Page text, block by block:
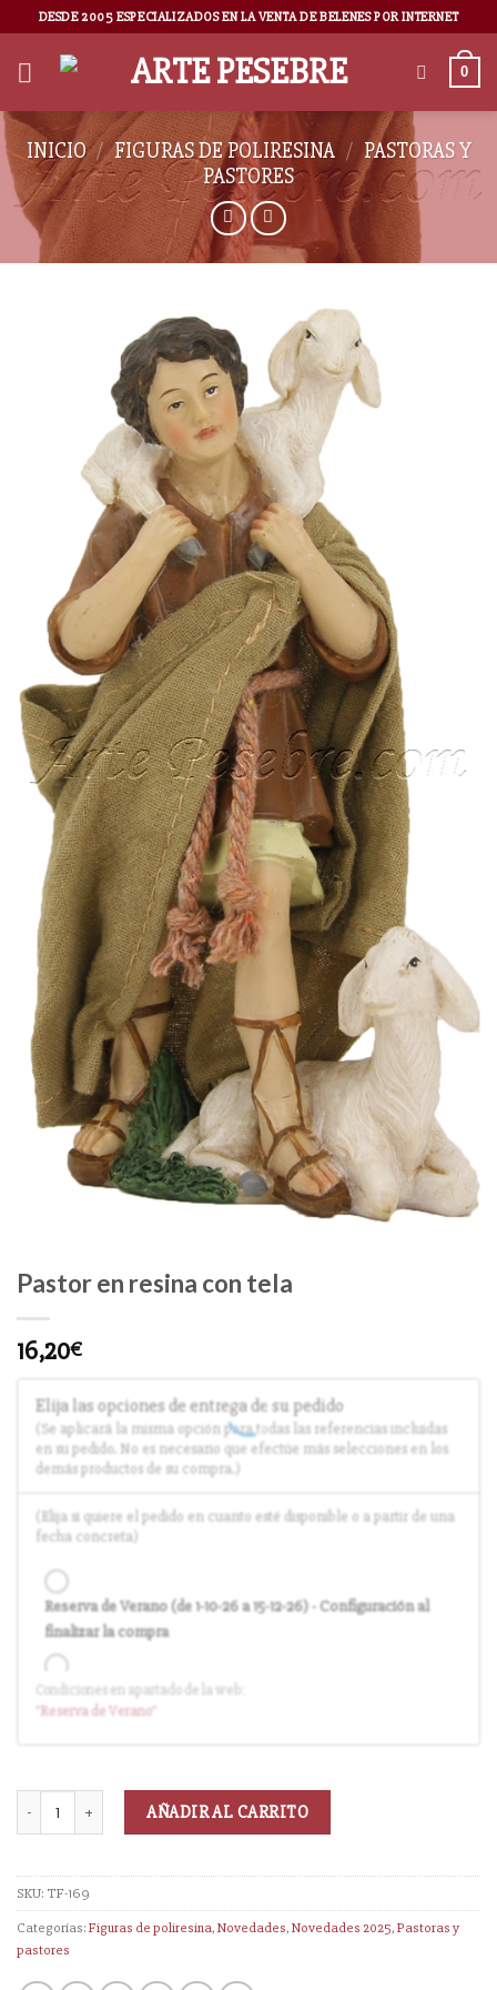
DESDE 2005 ESPECIALIZADOS EN LA VENTA DE BELENES POR INTERNET
0
INICIO / FIGURAS DE POLIRESINA / PASTORAS Y
PASTORES
Pastor en resina con tela
16,20€
Elija las opciones de entrega de su pedido
(Se aplicará la misma opción para todas las referencias incluidas
en su pedido. No es necesario que efectúe más selecciones en los
demás productos de su compra.)
(Elija si quiere el pedido en cuanto esté disponible o a partir de una
fecha concreta)
Reserva de Verano (de 1-10-26 a 15-12-26) - Configuración al
finalizar la compra
Entrega en cuanto el pedido esté disponible (sin descuento)
Condiciones en apartado de la web:
"Reservade Verano"
AÑADIR AL CARRITO
SKU: TF-169
Categorías:Figuras de poliresina,Novedades,Novedades 2025,Pastoras y
pastores